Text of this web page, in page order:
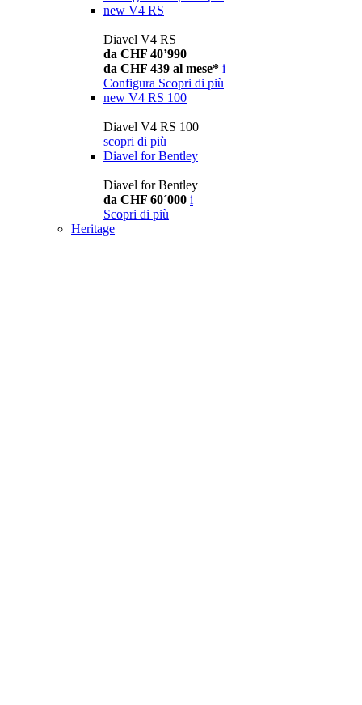
new V4 RS
Diavel V4 RS
da CHF 40’990
da CHF 439 al mese* i
Configura Scopri di più
new V4 RS 100
Diavel V4 RS 100
scopri di più
Diavel for Bentley
Diavel for Bentley
da CHF 60´000 i
Scopri di più
Heritage